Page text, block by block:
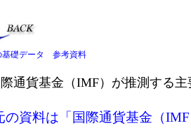
基礎データ 参考資料
際通貨基金（IMF）が推測する
の資料は「国際通貨基金（